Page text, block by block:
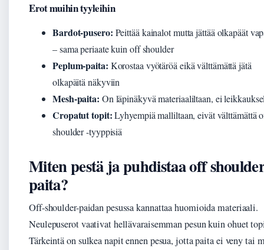
Erot muihin tyyleihin
Bardot-pusero: Peittää kainalot mutta jättää olkapäät
– sama periaate kuin off shoulder
Peplum-paita: Korostaa vyötäröä eikä välttämättä jätä
olkapäitä näkyviin
Mesh-paita: On läpinäkyvä materiaaliltaan, ei
Cropatut topit:Lyhyempiä malliltaan, eivät välttämättä
shoulder -tyyppisiä
Miten pestä ja puhdistaa off
paita?
Off-shoulder-paidan pesussa kannattaa huomioida materiaali.
Neulepuserot vaativat hellävaraisemman pesun kuin ohuet
Tärkeintä on sulkea napit ennen pesua, jotta paita ei veny tai